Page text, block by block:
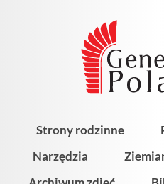
Strony rodzinne
Narzędzia